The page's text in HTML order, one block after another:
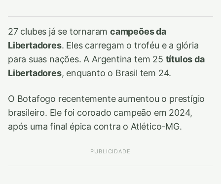
27 clubes já se tornaramcampeões da
Libertadores. Eles carregam o troféu e a glória
para suas nações. A Argentina tem 25 títulos da
Libertadores, enquanto o Brasil tem 24.
O Botafogo recentemente aumentou o prestígio
brasileiro. Ele foi coroado campeão em 2024,
após uma final épica contra o Atlético-MG.
PUBLICIDADE